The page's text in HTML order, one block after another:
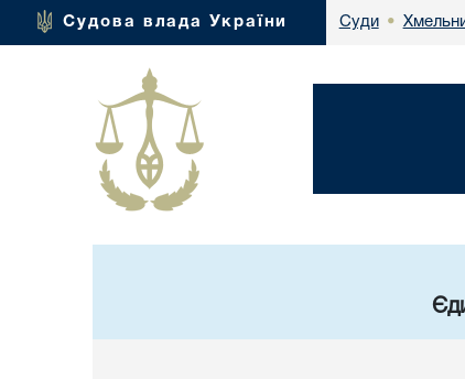
Судова влада України Суди •